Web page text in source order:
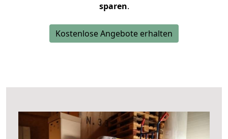
sparen.
Kostenlose Angebote erhalten